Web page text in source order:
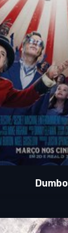
Dumbo